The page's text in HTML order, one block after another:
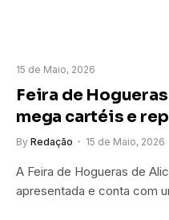
15 de Maio, 2026
Feira de
mega cartéis e
By Redação 15 de Maio, 2026
A Feira de Hogueras de
apresentada e conta com